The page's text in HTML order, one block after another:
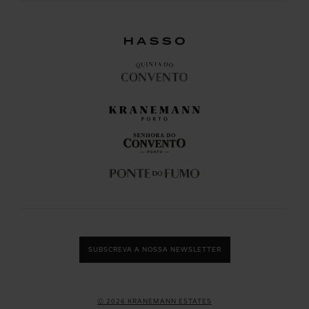
SUBSCREVA A NOSSA NEWSLETTER
Ⓒ 2026 KRANEMANN ESTATES